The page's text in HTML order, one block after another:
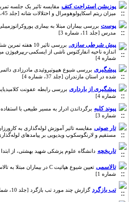
پوزیشن استراحت کتف مقایسه تاثیر یک جلسه تمرین
میزان ریتم اسکاپولوهومرال و اختلالات شانه [جلد 45، شماره 3]
پوست بررسی بیماران مبتلا به بیماری
مدرس [جلد 11، شماره 3]
پیش شرطی سازی.
بررسی تاثیر 10 هفته
شماره 4]
پیشگیری
شده در استان مازندران [جلد 37، شماره 4]
پیشگیری از بارداری
شماره 4]
پیوند کلیه
شماره 3]
تار صوتی مقایسه تاثیر آموزش لوله‌گذاری به
مستقیم و لارنگوسکوپ ویدیویی بر پیامدهای لوله‌گذاری [جلد 45،
تاریخچه دانشگاه علوم پزشکی شهید بهشتی، از ابتدا تاکنون [جلد
تالاسمی
شماره 1]
تب بازگرد گزارش چند مورد تب بازگرد [جلد 10، شماره 3]